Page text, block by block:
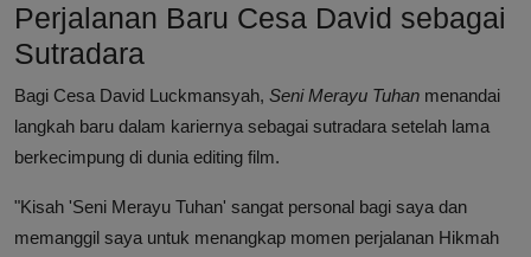
Perjalanan Baru Cesa David sebagai
Sutradara
Bagi Cesa David Luckmansyah, Seni Merayu Tuhan menandai
langkah baru dalam kariernya sebagai sutradara setelah lama
berkecimpung di dunia editing film.
"Kisah 'Seni Merayu Tuhan' sangat personal bagi saya dan
memanggil saya untuk menangkap momen perjalanan Hikmah